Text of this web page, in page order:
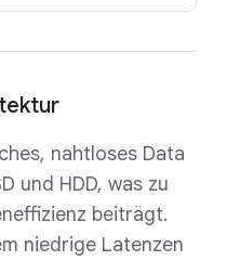
nahtloses Data
und HDD, was zu
beiträgt.
niedrige Latenzen